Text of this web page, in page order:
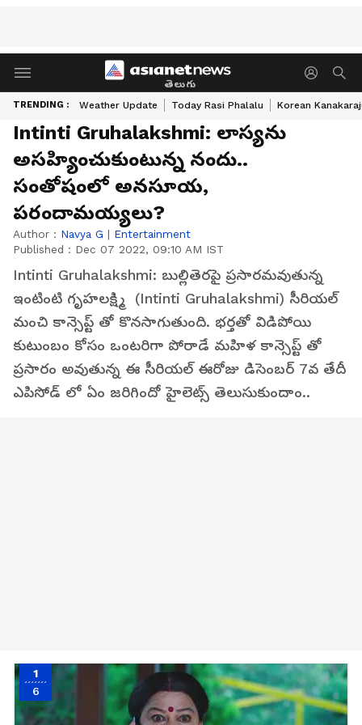
తెలుగు
TRENDING : Weather Update Today Rasi Phalalu Korean
Intinti Gruhalakshmi: లాస్యను
అసహ్యించుకుంటున్న నందు..
సంతోషంలో అనసూయ,
పరందామయ్యలు?
Author : Navya G | Entertainment
Published : Dec 07 2022, 09:10 AM IST
Intinti Gruhalakshmi: బుల్లితెరపై ప్రసారమవుతున్న
ఇంటింటి గృహలక్ష్మి (Intinti Gruhalakshmi) సీరియల్
మంచి కాన్సెప్ట్ తో కొనసాగుతుంది. భర్తతో విడిపోయి
కుటుంబం కోసం ఒంటరిగా పోరాడే మహిళ కాన్సెప్ట్ తో
ప్రసారం అవుతున్న ఈ సీరియల్ ఈరోజు డిసెంబర్ 7వ తేదీ
ఎపిసోడ్ లో ఏం జరిగిందో హైలెట్స్ తెలుసుకుందాం..
1
6